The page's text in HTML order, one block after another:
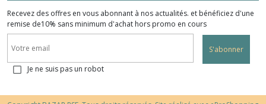
Recevez des offres en vous abonnant à nos actualités. et bénéficiez d'une
remise de10% sans minimum d'achat hors promo en cours
S'abonner
Je ne suis pas un robot